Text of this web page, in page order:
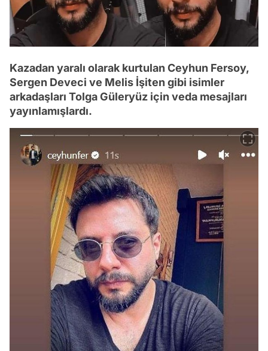
Kazadan yaralı olarak kurtulan Ceyhun Fersoy,
Sergen Deveci ve Melis İşiten gibi isimler
arkadaşları Tolga Güleryüz için veda mesajları
yayınlamışlardı.